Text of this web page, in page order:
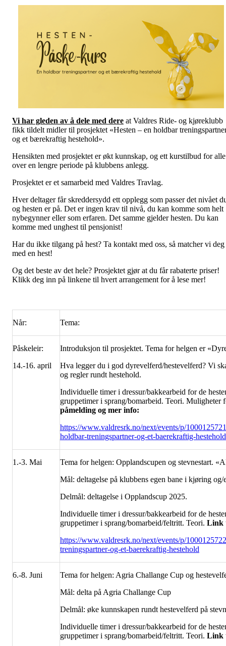
Vi har gleden av å dele med dere at Valdres Ride- og kjøreklubb
fikk tildelt midler til prosjektet «Hesten – en holdbar
og et bærekraftig hestehold».
Hensikten med prosjektet er økt kunnskap, og ett kurstilbud for alle
over en lengre periode på klubbens anlegg.
Prosjektet er et samarbeid med Valdres Travlag.
Hver deltager får skreddersydd ett opplegg som passer det nivået
og hesten er på. Det er ingen krav til nivå, du kan komme som helt
nybegynner eller som erfaren. Det samme gjelder hesten. Du kan
komme med unghest til pensjonist!
Har du ikke tilgang på hest? Ta kontakt med oss, så matcher vi deg
med en hest!
Og det beste av det hele? Prosjektet gjør at du får rabaterte priser!
Klikk deg inn på linkene til hvert arrangement for å lese mer!
Når: Tema:
Påskeleir:
14.-16. april
Introduksjon til prosjektet. Tema for helgen er
Hva legger du i god dyrevelferd/hestevelferd? Vi
og regler rundt hestehold.
Individuelle timer i dressur/bakkearbeid for de
gruppetimer i sprang/bomarbeid. Teori.
påmelding og mer info:
https://www.valdresrk.no/next/events/p/
holdbar-treningspartner-og-et-baerekraftig-hestehold
1.-3. Mai
Tema for helgen: Opplandscupen og stevnestart.
Mål: deltagelse på klubbens egen bane i kjøring
Delmål: deltagelse i Opplandscup 2025.
Individuelle timer i dressur/bakkearbeid for de
gruppetimer i sprang/bomarbeid/feltritt. Teori. Link
https://www.valdresrk.no/next/events/p/
treningspartner-og-et-baerekraftig-hestehold
6.-8. Juni
Tema for helgen: Agria Challange Cup og
Mål: delta på Agria Challange Cup
Delmål: øke kunnskapen rundt hestevelferd på
Individuelle timer i dressur/bakkearbeid for de
gruppetimer i sprang/bomarbeid/feltritt. Teori. Link